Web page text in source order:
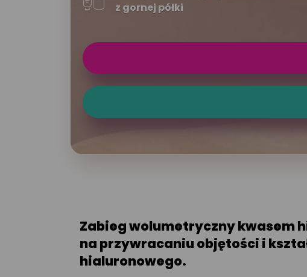
z gornej półki
Zabieg wolumetryczny kwasem
na przywracaniu objętości i
hialuronowego.